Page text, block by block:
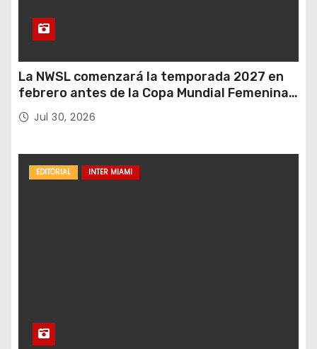
La NWSL comenzará la temporada 2027 en
febrero antes de la Copa Mundial Femenina
del próximo verano.
Jul 30, 2026
EDITORIAL INTER MIAMI